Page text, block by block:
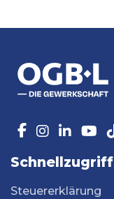
Schnellzugriff
Steuererklärung